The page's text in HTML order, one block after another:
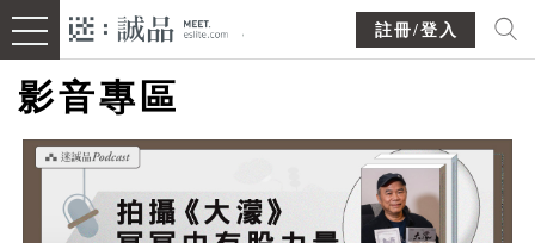
註冊/登入
影音專區